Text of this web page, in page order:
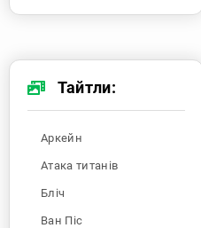
Тайтли:
Аркейн
Атака титанів
Бліч
Ван Піс